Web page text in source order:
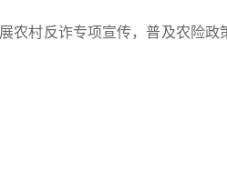
农村反诈专项宣传，普及农险政